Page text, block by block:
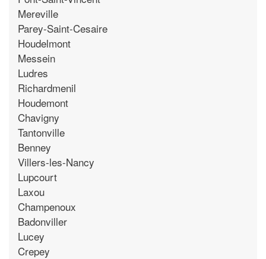
Mereville
Parey-Saint-Cesaire
Houdelmont
Messein
Ludres
Richardmenil
Houdemont
Chavigny
Tantonville
Benney
Villers-les-Nancy
Lupcourt
Laxou
Champenoux
Badonviller
Lucey
Crepey